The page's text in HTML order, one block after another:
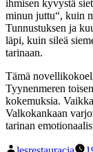
ihmisen kyvystä
minun juttu“, kuin
Tunnustuksen ja
läpi, kuin sileä
tarinaan.
Tämä
Tyynenmeren
kokemuksia.
Valkokankaan
tarinan
Posted